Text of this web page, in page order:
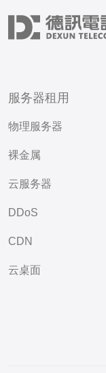
服务器租用
物理服务器
裸金属
云服务器
DDoS
CDN
云桌面